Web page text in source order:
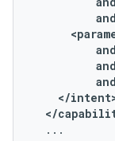
</
...